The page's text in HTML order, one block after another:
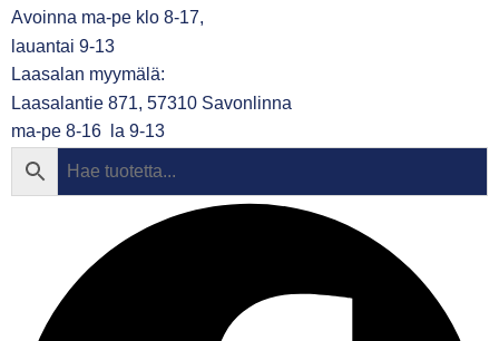
Avoinna ma-pe klo 8-17,
lauantai 9-13
Laasalan myymälä:
Laasalantie 871, 57310 Savonlinna
ma-pe 8-16 la 9-13